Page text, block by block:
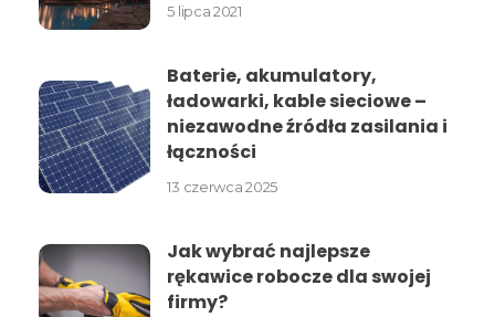
5 lipca 2021
Baterie, akumulatory,
ładowarki, kable sieciowe –
niezawodne źródła zasilania i
łączności
13 czerwca 2025
Jak wybrać najlepsze
rękawice robocze dla swojej
firmy?